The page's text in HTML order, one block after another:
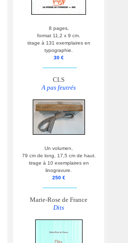
8 pages,
format 11,2 x 9 cm.
tirage à 131 exemplaires en
typographie.
30 €
CLS
A pas feutrés
Un volumen,
79 cm de long, 17,5 cm de haut.
tirage à 10 exemplaires en
linogravure.
250 €
Marie-Rose de France
Dits